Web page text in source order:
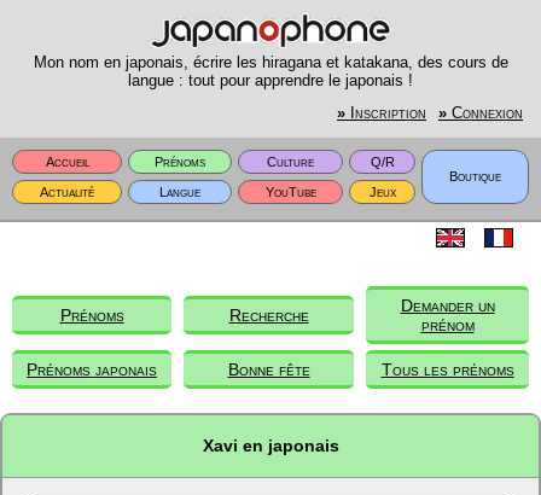
Mon nom en japonais, écrire les hiragana et katakana, des cours de
langue : tout pour apprendre le japonais !
» Inscription » Connexion
Accueil Prénoms Culture
Q/R
Boutique
Actualité
Langue YouTube Jeux
Prénoms Recherche
Demander un
prénom
Prénoms japonais Bonne fête Tous les prénoms
Xavi en japonais